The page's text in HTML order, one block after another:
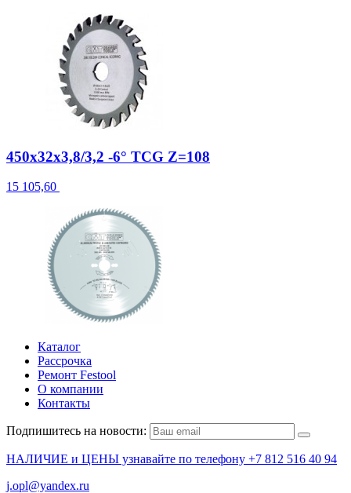
450x32x3,8/3,2 -6° TCG Z=108
15 105,60
Каталог
Рассрочка
Ремонт Festool
О компании
Контакты
Подпишитесь на новости:
НАЛИЧИЕ и ЦЕНЫ узнавайте по телефону +7 812 516 40 94
j.opl@yandex.ru